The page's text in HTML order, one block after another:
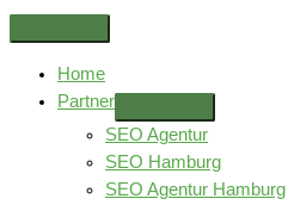
Zum
Inhalt
springen
Above
Header
Home
Partner
SEO Agentur
SEO Hamburg
SEO Agentur Hamburg